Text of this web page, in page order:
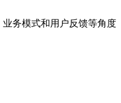
务模式和用户反馈等角度